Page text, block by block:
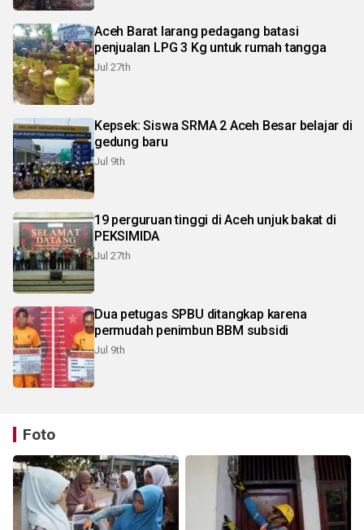
Aceh Barat larang pedagang batasi
penjualan LPG 3 Kg untuk rumah tangga
Jul 27th
Kepsek: Siswa SRMA 2 Aceh Besar belajar di
gedung baru
Jul 9th
19 perguruan tinggi di Aceh unjuk bakat di
PEKSIMIDA
Jul 27th
Dua petugas SPBU ditangkap karena
permudah penimbun BBM subsidi
Jul 9th
Foto